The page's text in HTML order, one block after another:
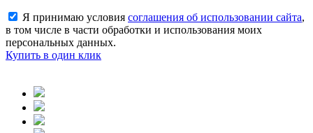
Я принимаю условия соглашения об использовании сайта,
в том числе в части обработки и использования моих
персональных данных.
Купить в один клик